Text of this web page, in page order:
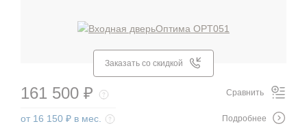
Заказать со скидкой
161 500 ₽
от 16 150 ₽ в мес.
Сравнить
Подробнее